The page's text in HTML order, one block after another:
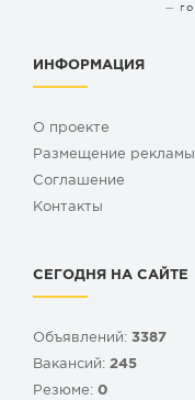
ИНФОРМАЦИЯ
О проекте
Размещение рекламы
Cоглашение
Контакты
СЕГОДНЯ НА САЙТЕ
Объявлений: 3387
Вакансий: 245
Резюме: 0